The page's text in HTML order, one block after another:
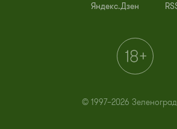
Яндекс.Дзен
© 1997–2026